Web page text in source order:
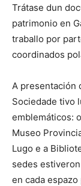
Trátase dun
patrimonio en
traballo por
coordinados
A presentación
Sociedade tivo
emblemáticos:
Museo
Lugo e a
sedes
en cada